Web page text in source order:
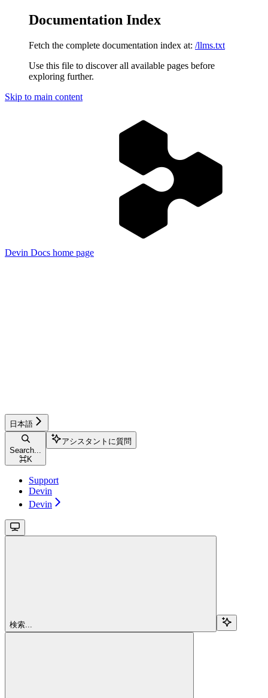
Documentation Index
Fetch the complete documentation index at: /llms.txt
Use this file to discover all available pages before
exploring further.
Skip to main content
Devin Docs home page
日本語
Search...
⌘K
アシスタントに質問
Support
Devin
Devin
検索...